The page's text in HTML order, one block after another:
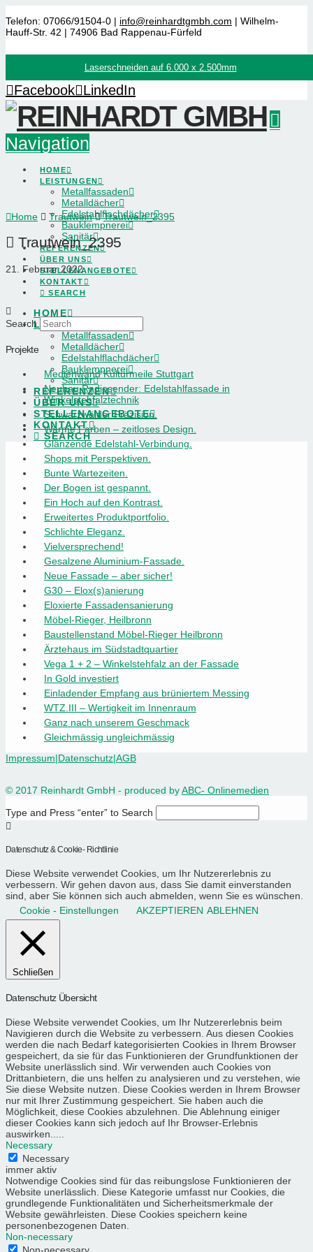
Telefon: 07066/91504-0 | info@reinhardtgmbh.com | Wilhelm-
Hauff-Str. 42 | 74906 Bad Rappenau-Fürfeld
Laserschneiden auf 6.000 x 2.500mm
Facebook LinkedIn
Navigation
HOME
LEISTUNGEN
Metallfassaden
Metalldächer
Edelstahlflachdächer
Bauklempnerei
Sanitär
REFERENZEN
ÜBER UNS
STELLENANGEBOTE
KONTAKT
SEARCH
HOME
LEISTUNGEN
Metallfassaden
Metalldächer
Edelstahlflachdächer
Bauklempnerei
Sanitär
REFERENZEN
ÜBER UNS
STELLENANGEBOTE
KONTAKT
SEARCH
Home Trautwein Trautwein_2395
Trautwein_2395
21. Februar 2022
Search
Projekte
Medienwand Kulturmeile Stuttgart
Neubau Radiosender: Edelstahlfassade in
Winkelstehfalztechnik
Schwarzwälder Präzision.
Warme Farben – zeitloses Design.
Glänzende Edelstahl-Verbindung.
Shops mit Perspektiven.
Bunte Wartezeiten.
Der Bogen ist gespannt.
Ein Hoch auf den Kontrast.
Erweitertes Produktportfolio.
Schlichte Eleganz.
Vielversprechend!
Gesalzene Aluminium-Fassade.
Neue Fassade – aber sicher!
G30 – Elox(s)anierung
Eloxierte Fassadensanierung
Möbel-Rieger, Heilbronn
Baustellenstand Möbel-Rieger Heilbronn
Ärztehaus im Südstadtquartier
Vega 1 + 2 – Winkelstehfalz an der Fassade
In Gold investiert
Einladender Empfang aus brüniertem Messing
WTZ.III – Wertigkeit im Innenraum
Ganz nach unserem Geschmack
Gleichmässig ungleichmässig
Impressum|Datenschutz|AGB
© 2017 Reinhardt GmbH - produced byABC- Onlinemedien
Type and Press “enter” to Search
Datenschutz & Cookie- Richtlinie
Diese Website verwendet Cookies, um Ihr Nutzererlebnis zu
verbessern. Wir gehen davon aus, dass Sie damit einverstanden
sind, aber Sie können sich auch abmelden, wenn Sie es wünschen.
Cookie - Einstellungen
AKZEPTIEREN ABLEHNEN
Schließen
Datenschutz Übersicht
Diese Website verwendet Cookies, um Ihr Nutzererlebnis beim
Navigieren durch die Website zu verbessern. Aus diesen Cookies
werden die nach Bedarf kategorisierten Cookies in Ihrem Browser
gespeichert, da sie für das Funktionieren der Grundfunktionen der
Website unerlässlich sind. Wir verwenden auch Cookies von
Drittanbietern, die uns helfen zu analysieren und zu verstehen, wie
Sie diese Website nutzen. Diese Cookies werden in Ihrem Browser
nur mit Ihrer Zustimmung gespeichert. Sie haben auch die
Möglichkeit, diese Cookies abzulehnen. Die Ablehnung einiger
dieser Cookies kann sich jedoch auf Ihr Browser-Erlebnis
auswirken.....
Necessary
Necessary
immer aktiv
Notwendige Cookies sind für das reibungslose Funktionieren der
Website unerlässlich. Diese Kategorie umfasst nur Cookies, die
grundlegende Funktionalitäten und Sicherheitsmerkmale der
Website gewährleisten. Diese Cookies speichern keine
personenbezogenen Daten.
Non-necessary